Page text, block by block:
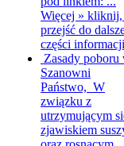
Więcej » kliknij,
przejść do
części informacji
Zasady poboru
Szanowni
Państwo, W
związku z
utrzymującym
zjawiskiem